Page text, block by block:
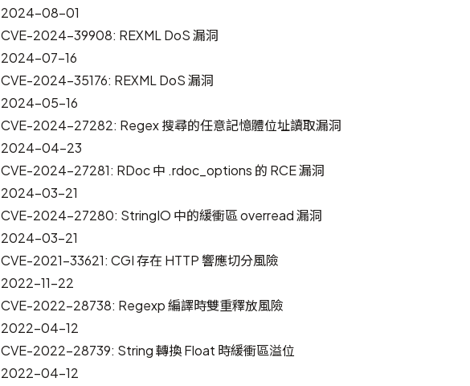
2024-08-01
CVE-2024-39908: REXML DoS 漏洞
2024-07-16
CVE-2024-35176: REXML DoS 漏洞
2024-05-16
CVE-2024-27282: Regex 搜尋的任意記憶體位址讀取漏洞
2024-04-23
CVE-2024-27281: RDoc 中 .rdoc_options 的 RCE 漏洞
2024-03-21
CVE-2024-27280: StringIO 中的緩衝區 overread 漏洞
2024-03-21
CVE-2021-33621: CGI 存在 HTTP 響應切分風險
2022-11-22
CVE-2022-28738: Regexp 編譯時雙重釋放風險
2022-04-12
CVE-2022-28739: String 轉換 Float 時緩衝區溢位
2022-04-12